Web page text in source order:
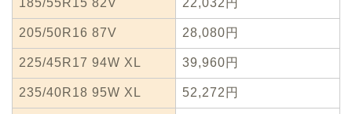
205/50R16 87V 28,080円
225/45R17 94W XL 39,960円
235/40R18 95W XL 52,272円